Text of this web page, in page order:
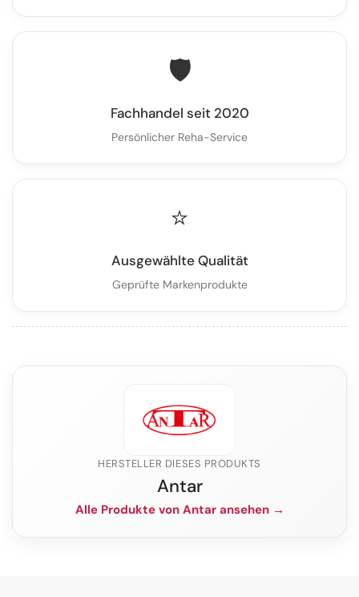
🛡️
Fachhandel seit 2020
Persönlicher Reha-Service
⭐
Ausgewählte Qualität
Geprüfte Markenprodukte
HERSTELLER DIESES PRODUKTS
Antar
Alle Produkte von Antar ansehen →